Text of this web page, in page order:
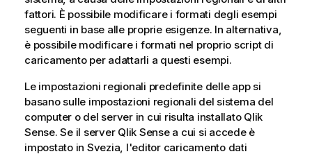
fattori. È possibile modificare i formati degli esempi
seguenti in base alle proprie esigenze. In alternativa,
è possibile modificare i formati nel proprio script di
caricamento per adattarli a questi esempi.
Le impostazioni regionali predefinite delle app si
basano sulle impostazioni regionali del sistema del
computer o del server in cui risulta installato Qlik
Sense. Se il server Qlik Sensea cui si accede è
impostato in Svezia, l'editor caricamento dati